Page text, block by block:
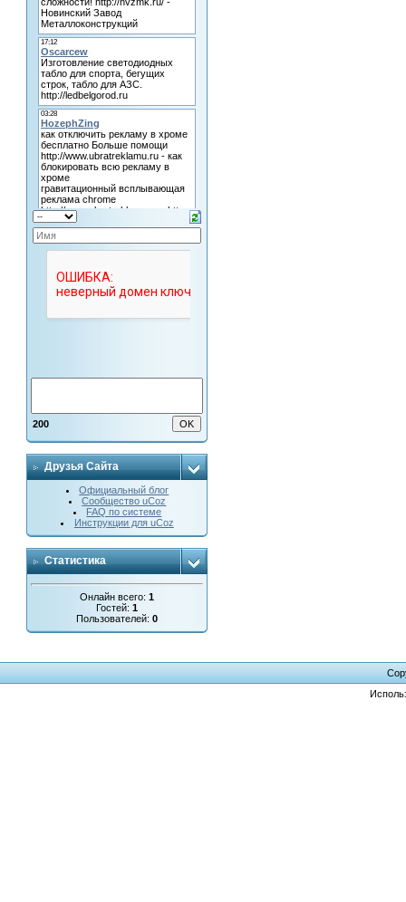
200
Друзья Сайта
Официальный блог
Сообщество uCoz
FAQ по системе
Инструкции для uCoz
Статистика
Онлайн всего:1
Гостей:1
Пользователей:0